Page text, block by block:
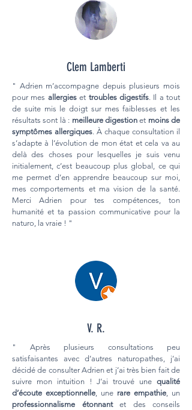
Clem Lamberti
" Adrien m’accompagne depuis plusieurs mois
pour mes allergieset troubles digestifs. Il a tout
de suite mis le doigt sur mes faiblesses et les
résultats sont là : meilleure digestionet moins de
symptômes allergiques. À chaque consultation il
s’adapte à l’évolution de mon état et cela va au
delà des choses pour lesquelles je suis venu
initialement, c’est beaucoup plus global, ce qui
me permet d’en apprendre beaucoup sur moi,
mes comportements et ma vision de la santé.
Merci Adrien pour tes compétences, ton
humanité et ta passion communicative pour la
naturo, la vraie ! "
V. R.
" Après plusieurs consultations peu
satisfaisantes avec d’autres naturopathes, j’ai
décidé de consulter Adrien et j’ai très bien fait de
suivre mon intuition ! J’ai trouvé une qualité
d’écoute exceptionnelle , une rare empathie , un
professionnalisme étonnantet des conseils